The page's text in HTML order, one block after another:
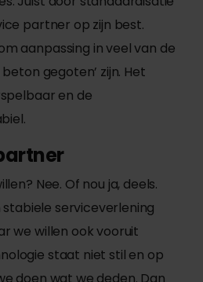
partner op zijn best.
aanpassing in veel van de
gegoten’ zijn. Het
en de
Nee. Of nou ja, deels.
stabiele serviceverlening
we willen ook vooruit
staat niet stil en op
doen wat we deden. Dan